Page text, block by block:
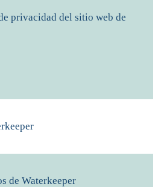
privacidad del sitio web de
de Waterkeeper